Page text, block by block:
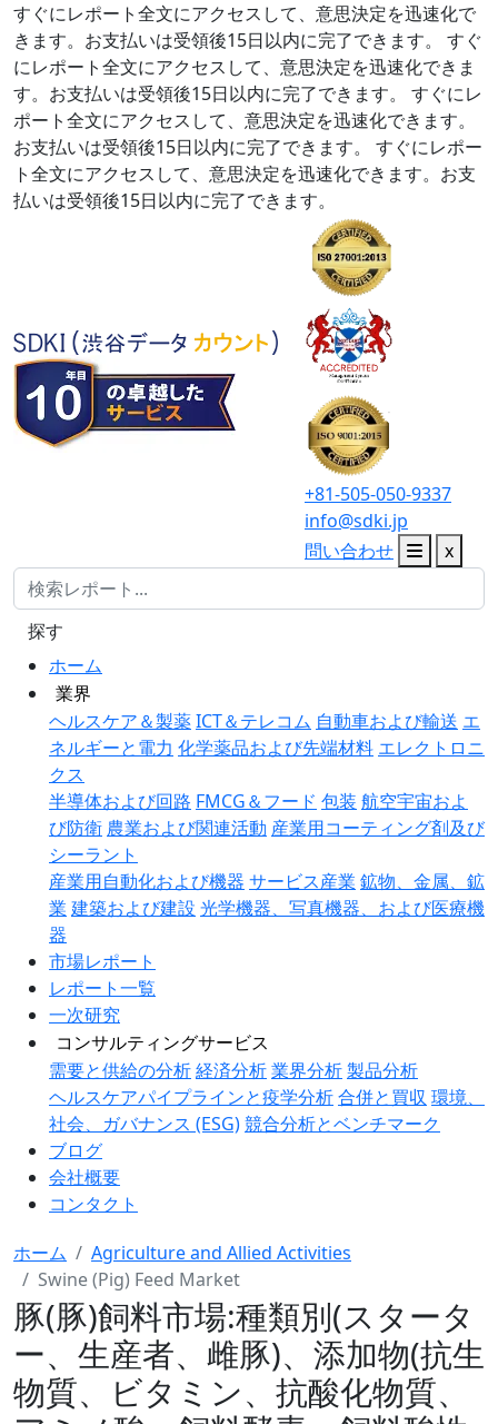
すぐにレポート全文にアクセスして、意思決定を迅速化で
きます。お支払いは受領後15日以内に完了できます。
すぐ
にレポート全文にアクセスして、意思決定を迅速化できま
す。お支払いは受領後15日以内に完了できます。
すぐにレ
ポート全文にアクセスして、意思決定を迅速化できます。
お支払いは受領後15日以内に完了できます。
すぐにレポー
ト全文にアクセスして、意思決定を迅速化できます。お支
払いは受領後15日以内に完了できます。
+81-505-050-9337
info@sdki.jp
問い合わせ
x
ホーム
業界
ヘルスケア＆製薬ICT＆テレコム 自動車および輸送 エ
ネルギーと電力 化学薬品および先端材料 エレクトロニ
クス
半導体および回路 FMCG＆フード 包装 航空宇宙およ
び防衛 農業および関連活動 産業用コーティング剤及び
シーラント
産業用自動化および機器 サービス産業 鉱物、金属、鉱
業 建築および建設 光学機器、写真機器、および医療機
器
市場レポート
レポート一覧
一次研究
コンサルティングサービス
需要と供給の分析経済分析業界分析製品分析
ヘルスケアパイプラインと疫学分析合併と買収 環境、
社会、ガバナンス (ESG)競合分析とベンチマーク
ブログ
会社概要
コンタクト
探す
ホーム
Agriculture and Allied Activities
Swine (Pig) Feed Market
豚(豚)飼料市場:種類別(スタータ
ー、生産者、雌豚)、添加物(抗生
物質、ビタミン、抗酸化物質、